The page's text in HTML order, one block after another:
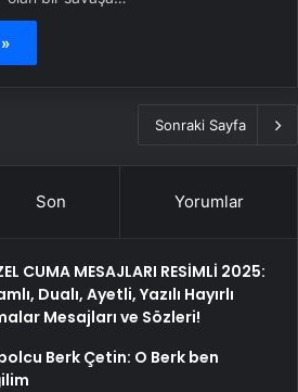
Sonraki Sayfa
Son Yorumlar
CUMA MESAJLARI RESİMLİ 2025:
Dualı, Ayetli, Yazılı Hayırlı
Mesajları ve Sözleri!
Berk Çetin: O Berk ben